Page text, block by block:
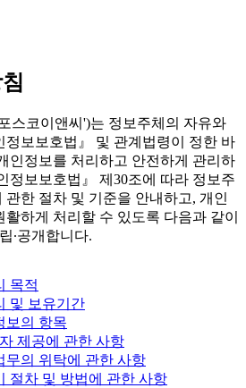
스코이앤씨')는 정보주체의 자유와
정보보호법』 및 관계법령이 정한 바
인정보를 처리하고 안전하게 관리하
정보보호법』 제30조에 따라 정보주
한 절차 및 기준을 안내하고, 개인
하게 처리할 수 있도록 다음과 같이
∙공개합니다.
목적
및 보유기간
보의 항목
제공에 관한 사항
무의 위탁에 관한 사항
절차 및 방법에 관한 사항